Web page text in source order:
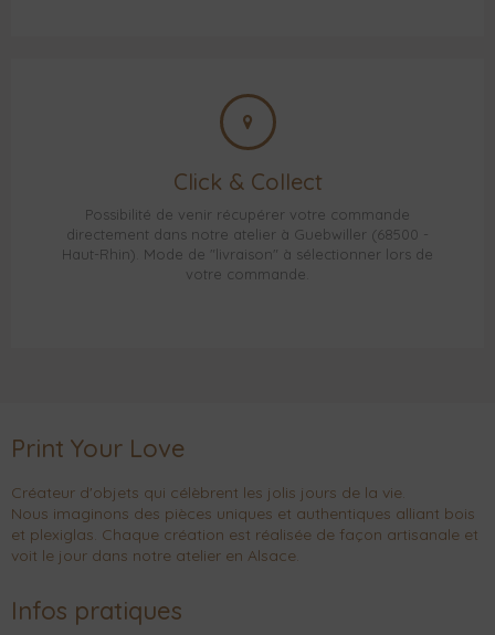
Click & Collect
Possibilité de venir récupérer votre commande
directement dans notre atelier à Guebwiller (68500 -
Haut-Rhin). Mode de "livraison" à sélectionner lors de
votre commande.
Print Your Love
Créateur d'objets qui célèbrent les jolis jours de la vie.
Nous imaginons des pièces uniques et authentiques alliant bois
et plexiglas. Chaque création est réalisée de façon artisanale et
voit le jour dans notre atelier en Alsace.
Infos pratiques